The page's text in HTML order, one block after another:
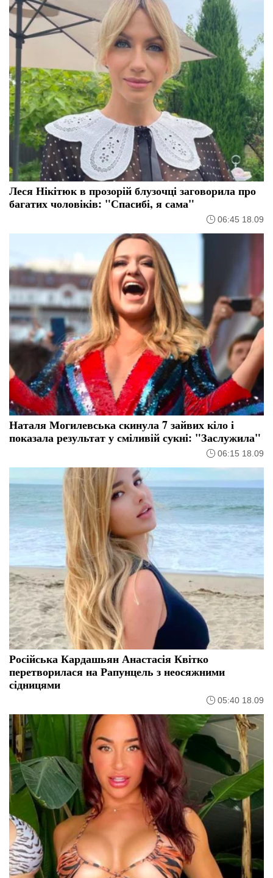
Леся Нікітюк в прозорій блузочці заговорила про
багатих чоловіків: "Спасибі, я сама"
06:45 18.09
Наталя Могилевська скинула 7 зайвих кіло і
показала результат у сміливій сукні: "Заслужила"
06:15 18.09
Російська Кардашьян Анастасія Квітко
перетворилася на Рапунцель з неосяжними
сідницями
05:40 18.09